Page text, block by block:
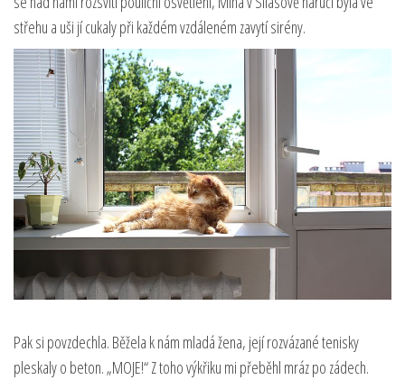
střehu a uši jí cukaly při každém vzdáleném zavytí sirény.
Pak si povzdechla. Běžela k nám mladá žena, její rozvázané tenisky
pleskaly o beton. „MOJE!“ Z toho výkřiku mi přeběhl mráz po zádech.